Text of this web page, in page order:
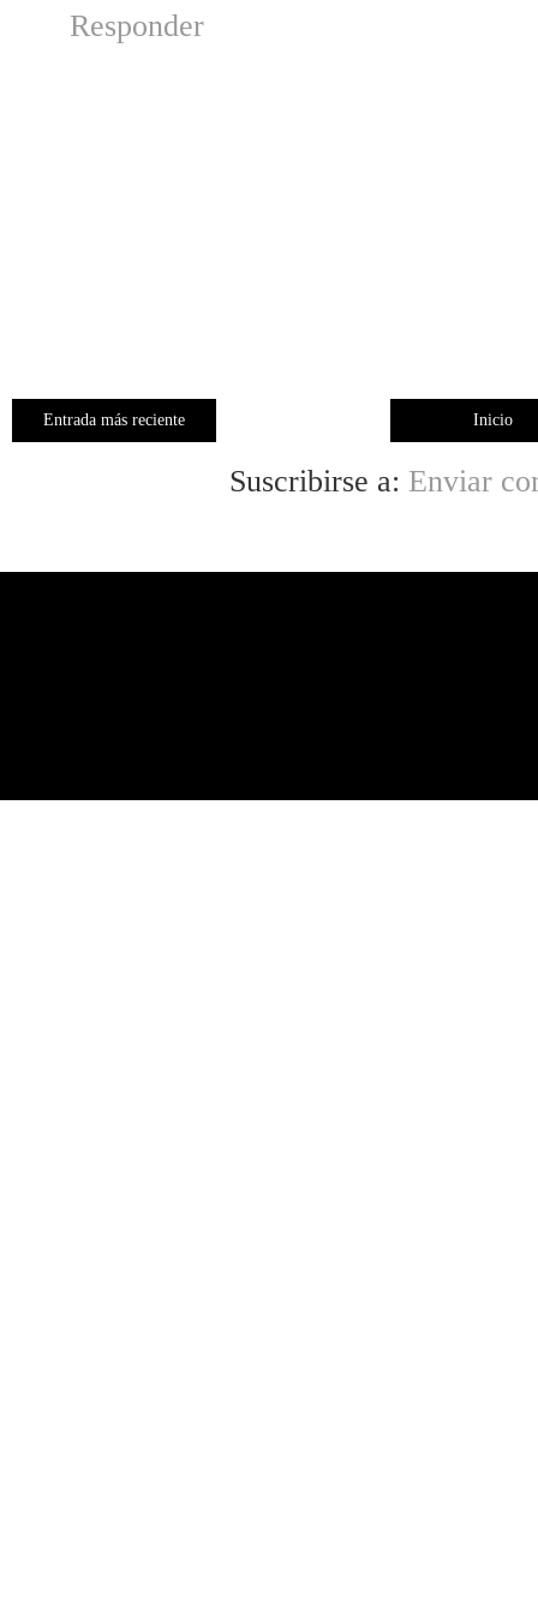
Responder
Entrada más reciente Inicio
Suscribirse a: Enviar